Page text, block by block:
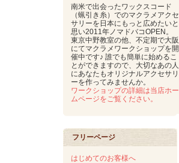
南米で出会ったワックスコード
（蝋引き糸）でのマクラメアクセ
サリーを日本にもっと広めたいと
思い2011年ノマドバコOPEN。
東京中野教室の他、不定期で大阪
にてマクラメワークショップを開
催中です♪ 誰でも簡単に始めるこ
とができますので、大切なあの人
にあなたもオリジナルアクセサリ
ーを作ってみませんか。
ワークショップの詳細は当店ホー
ムページをご覧ください。
フリーページ
はじめてのお客様へ